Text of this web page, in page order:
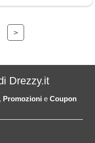
>
Drezzy.it
, Promozioni e Coupon